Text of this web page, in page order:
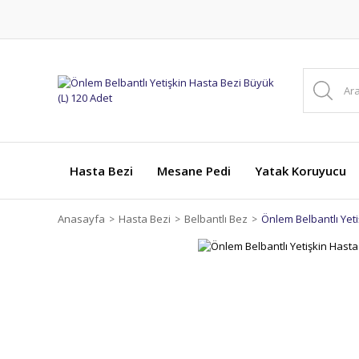
Hasta Bezi Mesane Pedi Yatak Koruyucu
Anasayfa Hasta Bezi Belbantlı Bez Önlem Belbantlı